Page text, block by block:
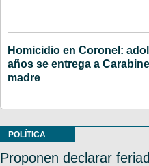
Homicidio en Coronel:
años se entrega a
madre
POLÍTICA
Proponen declarar